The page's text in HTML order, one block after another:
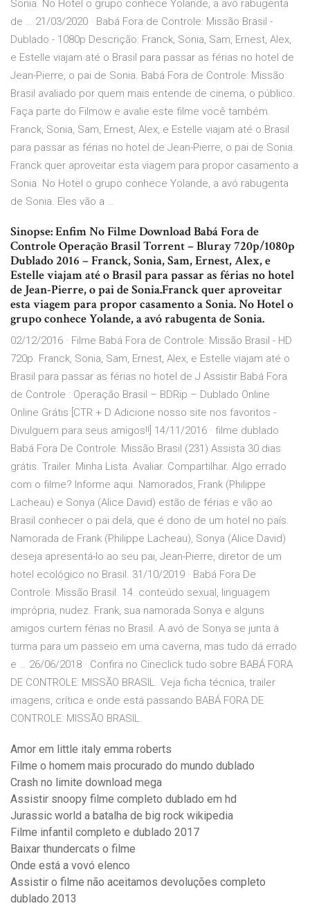
Sonia. No Hotel o grupo conhece Yolande, a avó rabugenta
de … 21/03/2020 · Babá Fora de Controle: Missão Brasil -
Dublado - 1080p Descrição: Franck, Sonia, Sam, Ernest, Alex,
e Estelle viajam até o Brasil para passar as férias no hotel de
Jean-Pierre, o pai de Sonia. Babá Fora de Controle: Missão
Brasil avaliado por quem mais entende de cinema, o público.
Faça parte do Filmow e avalie este filme você também.
Franck, Sonia, Sam, Ernest, Alex, e Estelle viajam até o Brasil
para passar as férias no hotel de Jean-Pierre, o pai de Sonia.
Franck quer aproveitar esta viagem para propor casamento a
Sonia. No Hotel o grupo conhece Yolande, a avó rabugenta
de Sonia. Eles vão a …
Sinopse: Enfim No Filme Download Babá Fora de
Controle Operação Brasil Torrent – Bluray 720p/1080p
Dublado 2016 – Franck, Sonia, Sam, Ernest, Alex, e
Estelle viajam até o Brasil para passar as férias no hotel
de Jean-Pierre, o pai de Sonia.Franck quer aproveitar
esta viagem para propor casamento a Sonia. No Hotel o
grupo conhece Yolande, a avó rabugenta de Sonia.
02/12/2016 · Filme Babá Fora de Controle: Missão Brasil - HD
720p. Franck, Sonia, Sam, Ernest, Alex, e Estelle viajam até o
Brasil para passar as férias no hotel de J Assistir Babá Fora
de Controle : Operação Brasil – BDRip – Dublado Online
Online Grátis [CTR + D Adicione nosso site nos favoritos -
Divulguem para seus amigos!!] 14/11/2016 · filme dublado
Babá Fora De Controle: Missão Brasil (231) Assista 30 dias
grátis. Trailer. Minha Lista. Avaliar. Compartilhar. Algo errado
com o filme? Informe aqui. Namorados, Frank (Philippe
Lacheau) e Sonya (Alice David) estão de férias e vão ao
Brasil conhecer o pai dela, que é dono de um hotel no país.
Namorada de Frank (Philippe Lacheau), Sonya (Alice David)
deseja apresentá-lo ao seu pai, Jean-Pierre, diretor de um
hotel ecológico no Brasil. 31/10/2019 · Babá Fora De
Controle: Missão Brasil. 14. conteúdo sexual, linguagem
imprópria, nudez. Frank, sua namorada Sonya e alguns
amigos curtem férias no Brasil. A avó de Sonya se junta à
turma para um passeio em uma caverna, mas tudo dá errado
e … 26/06/2018 · Confira no Cineclick tudo sobre BABÁ FORA
DE CONTROLE: MISSÃO BRASIL. Veja ficha técnica, trailer
imagens, crítica e onde está passando BABÁ FORA DE
CONTROLE: MISSÃO BRASIL.
Amor em little italy emma roberts
Filme o homem mais procurado do mundo dublado
Crash no limite download mega
Assistir snoopy filme completo dublado em hd
Jurassic world a batalha de big rock wikipedia
Filme infantil completo e dublado 2017
Baixar thundercats o filme
Onde está a vovó elenco
Assistir o filme não aceitamos devoluções completo
dublado 2013